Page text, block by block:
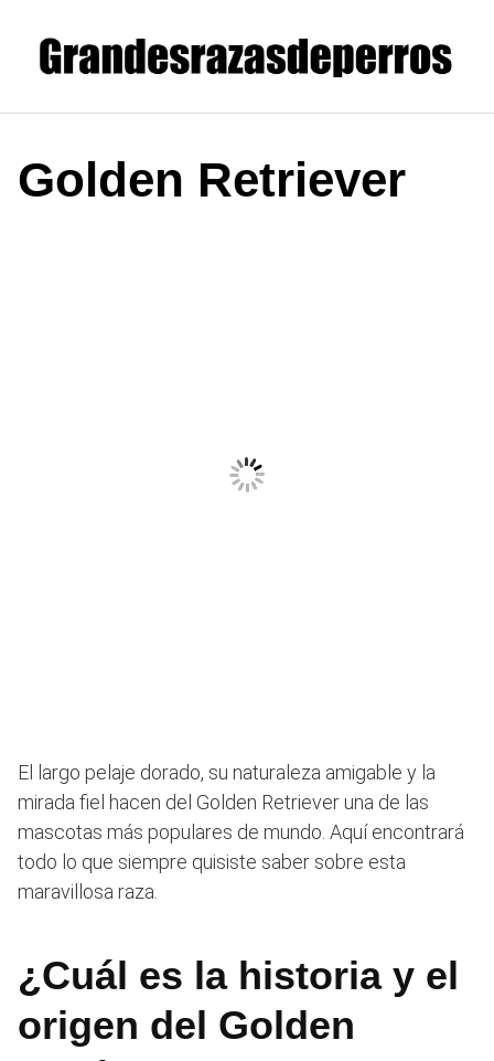
contenido
Golden Retriever
El largo pelaje dorado, su naturaleza amigable y la
mirada fiel hacen del Golden Retriever una de las
mascotas más populares de mundo. Aquí encontrará
todo lo que siempre quisiste saber sobre esta
maravillosa raza.
¿Cuál es la historia y el
origen del Golden